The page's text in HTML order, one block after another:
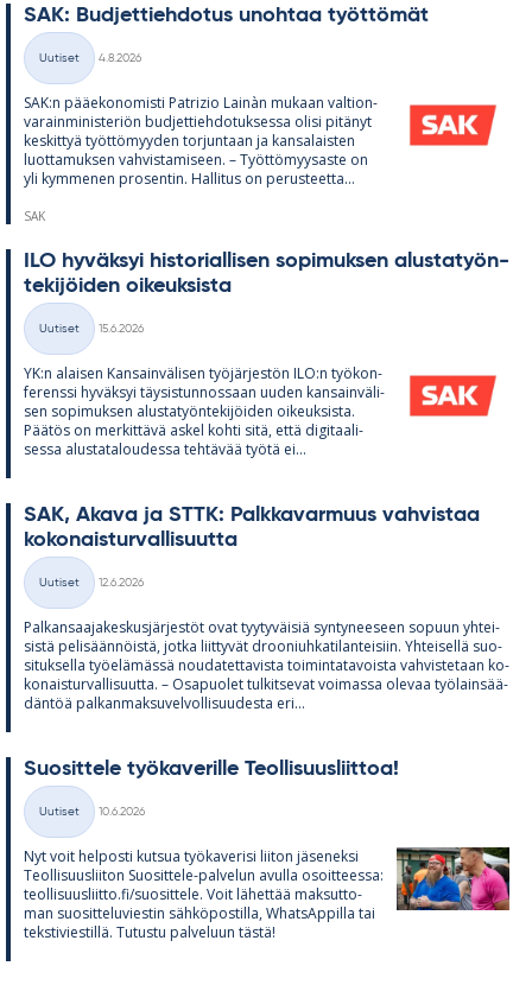
SAK: Bud­jet­tieh­do­tus unoh­taa työt­tö­mät
Kategoriat
Uutiset
4.8.2026
SAK:n pää­e­ko­no­misti Pat­rizio Lainàn mu­kaan val­tion­
va­rain­mi­nis­te­riön bud­jet­tieh­do­tuk­sessa olisi pi­tä­nyt
kes­kit­tyä työt­tö­myy­den tor­jun­taan ja kan­sa­lais­ten
luot­ta­muk­sen vah­vis­ta­mi­seen. – Työt­tö­myy­saste on
yli kym­me­nen pro­sen­tin. Hal­li­tus on pe­rus­teetta...
SAK
ILO hy­väk­syi his­to­rial­li­sen so­pi­muk­sen alus­ta­työn­
te­ki­jöi­den oi­keuk­sista
Kategoriat
Uutiset
15.6.2026
YK:n alai­sen Kan­sain­vä­li­sen työ­jär­jes­tön ILO:n työ­kon­
fe­renssi hy­väk­syi täy­sis­tun­nos­saan uu­den kan­sain­vä­li­
sen so­pi­muk­sen alus­ta­työn­te­ki­jöi­den oi­keuk­sista.
Pää­tös on mer­kit­tävä as­kel kohti sitä, että di­gi­taa­li­
sessa alus­ta­ta­lou­dessa teh­tä­vää työtä ei...
SAK, Akava ja STTK: Palk­ka­var­muus vah­vis­taa
ko­ko­nais­tur­val­li­suutta
Kategoriat
Uutiset
12.6.2026
Pal­kan­saa­ja­kes­kus­jär­jes­töt ovat tyy­ty­väi­siä syn­ty­nee­seen so­puun yh­tei­
sistä pe­li­sään­nöistä, jotka liit­ty­vät droo­niuh­ka­ti­lan­tei­siin. Yh­tei­sellä suo­
si­tuk­sella työ­elä­mässä nou­da­tet­ta­vista toi­min­ta­ta­voista vah­vis­te­taan ko­
ko­nais­tur­val­li­suutta. – Os­a­puo­let tul­kit­se­vat voi­massa ole­vaa työ­lain­sää­
dän­töä pal­kan­mak­su­vel­vol­li­suu­desta eri...
Suo­sit­tele työ­ka­ve­rille Teol­li­suus­liit­toa!
Kategoriat
Uutiset
10.6.2026
Nyt voit hel­posti kut­sua työ­ka­ve­risi lii­ton jä­se­neksi
Teol­li­suus­lii­ton Suo­sit­tele-pal­ve­lun avulla osoit­teessa:
teol­li­suus­liitto.fi/suo­sit­tele. Voit lä­het­tää mak­sut­to­
man suo­sit­te­lu­vies­tin säh­kö­pos­tilla, What­sAp­pilla tai
teks­ti­vies­tillä. Tu­tustu pal­ve­luun tästä!